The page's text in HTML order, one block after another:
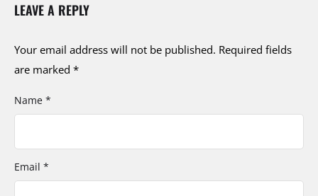
LEAVE A REPLY
Your email address will not be published. Required fields
are marked *
Name *
Email *